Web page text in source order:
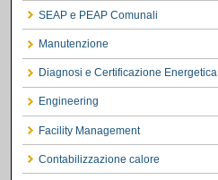
SEAP e PEAP Comunali
Manutenzione
Diagnosi e Certificazione Energetica
Engineering
Facility Management
Contabilizzazione calore